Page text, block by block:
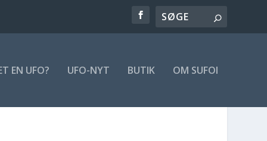
EN UFO? UFO-NYT BUTIK OM SUFOI